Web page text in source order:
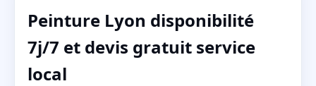
Peinture Lyon disponibilité
7j/7 et devis gratuit service
local